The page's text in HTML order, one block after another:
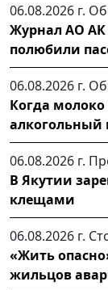
06.08.2026 г.
Журнал АО АК
полюбили
06.08.2026 г.
Когда
алкогольный
06.08.2026 г.
В Якутии
клещами
06.08.2026 г.
«Жить
жильцов